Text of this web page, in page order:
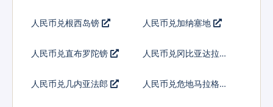
人民币兑根西岛镑 人民币兑加纳塞地
人民币兑直布罗陀镑 人民币兑冈比亚达拉西
人民币兑几内亚法郎
人民币兑危地马拉格查